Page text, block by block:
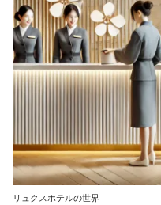
リュクスホテルの世界